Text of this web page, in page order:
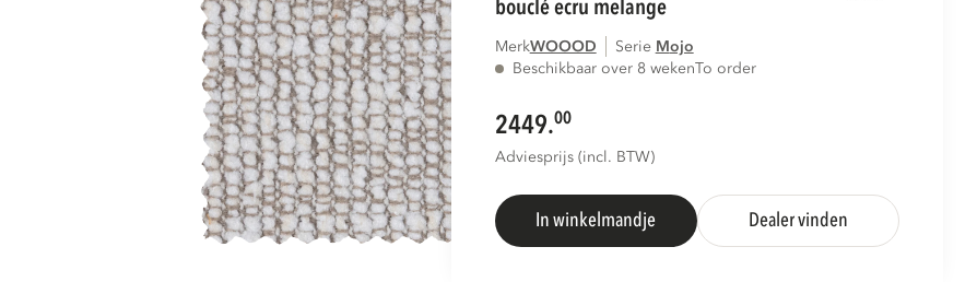
bouclé ecru melange
MerkWOOOD Serie
mojo
Beschikbaar over 8 wekenTo order
2449.00
Adviesprijs (incl. BTW)
In winkelmandje Dealer vinden